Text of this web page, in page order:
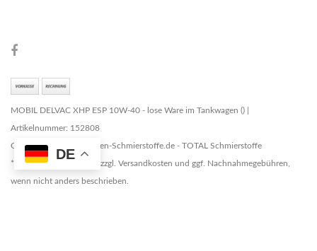
DE
MOBIL DELVAC XHP ESP 10W-40 - lose Ware im Tankwagen () |
Artikelnummer: 152808
Copyright © 2026 Marken-Schmierstoffe.de - TOTAL Schmierstoffe
* Alle Preise zzgl. MwSt. zzgl. Versandkosten und ggf. Nachnahmegebühren,
wenn nicht anders beschrieben.